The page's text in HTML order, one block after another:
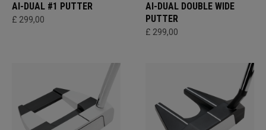
AI-DUAL #1 PUTTER
£ 299,00
AI-DUAL DOUBLE WIDE
PUTTER
£ 299,00